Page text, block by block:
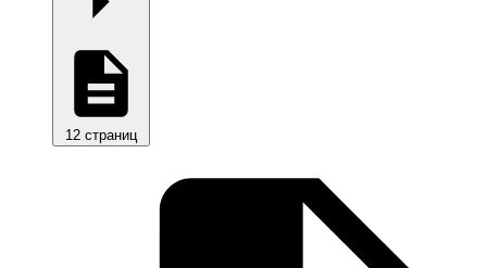
12 страниц